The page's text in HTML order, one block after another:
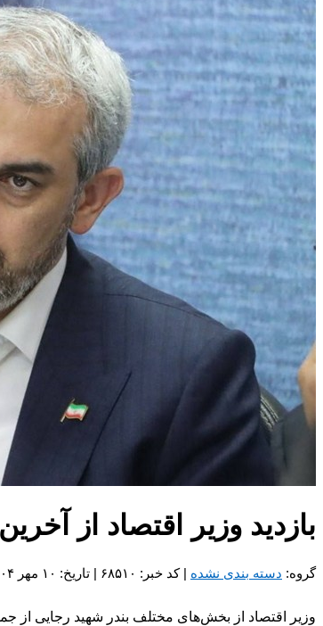
بازدید وزیر اقتصاد از
گروه: دسته بندی نشده | کد خبر: ۶۸۵۱۰ | تاریخ: ۱۰ مهر ۱۴۰۴ - ۱۳:۴۹
وزیر اقتصاد از بخش‌های مختلف بندر شهید رجایی از